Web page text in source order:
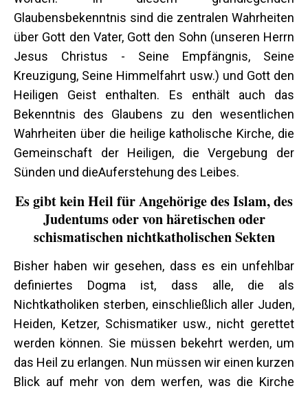
Glaubensbekenntnis sind die zentralen Wahrheiten
über Gott den Vater, Gott den Sohn (unseren Herrn
Jesus Christus - Seine Empfängnis, Seine
Kreuzigung, Seine Himmelfahrt usw.) und Gott den
Heiligen Geist enthalten. Es enthält auch das
Bekenntnis des Glaubens zu den wesentlichen
Wahrheiten über die heilige katholische Kirche, die
Gemeinschaft der Heiligen, die Vergebung der
Sünden und dieAuferstehung des Leibes.
Es gibt keinHeil für Angehörige des Islam, des
Judentums odervonhäretischenoder
schismatischennichtkatholischenSekten
Bisher haben wir gesehen, dass es ein unfehlbar
definiertes Dogma ist, dass alle, die als
Nichtkatholiken sterben, einschließlich aller Juden,
Heiden, Ketzer, Schismatiker usw., nicht gerettet
werden können. Sie müssen bekehrt werden, um
das Heil zu erlangen. Nun müssen wir einen kurzen
Blick auf mehr von dem werfen, was die Kirche